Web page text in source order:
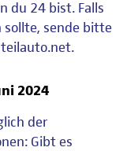
du 24 bist. Falls
sollte, sende bitte
2024
der
Gibt es